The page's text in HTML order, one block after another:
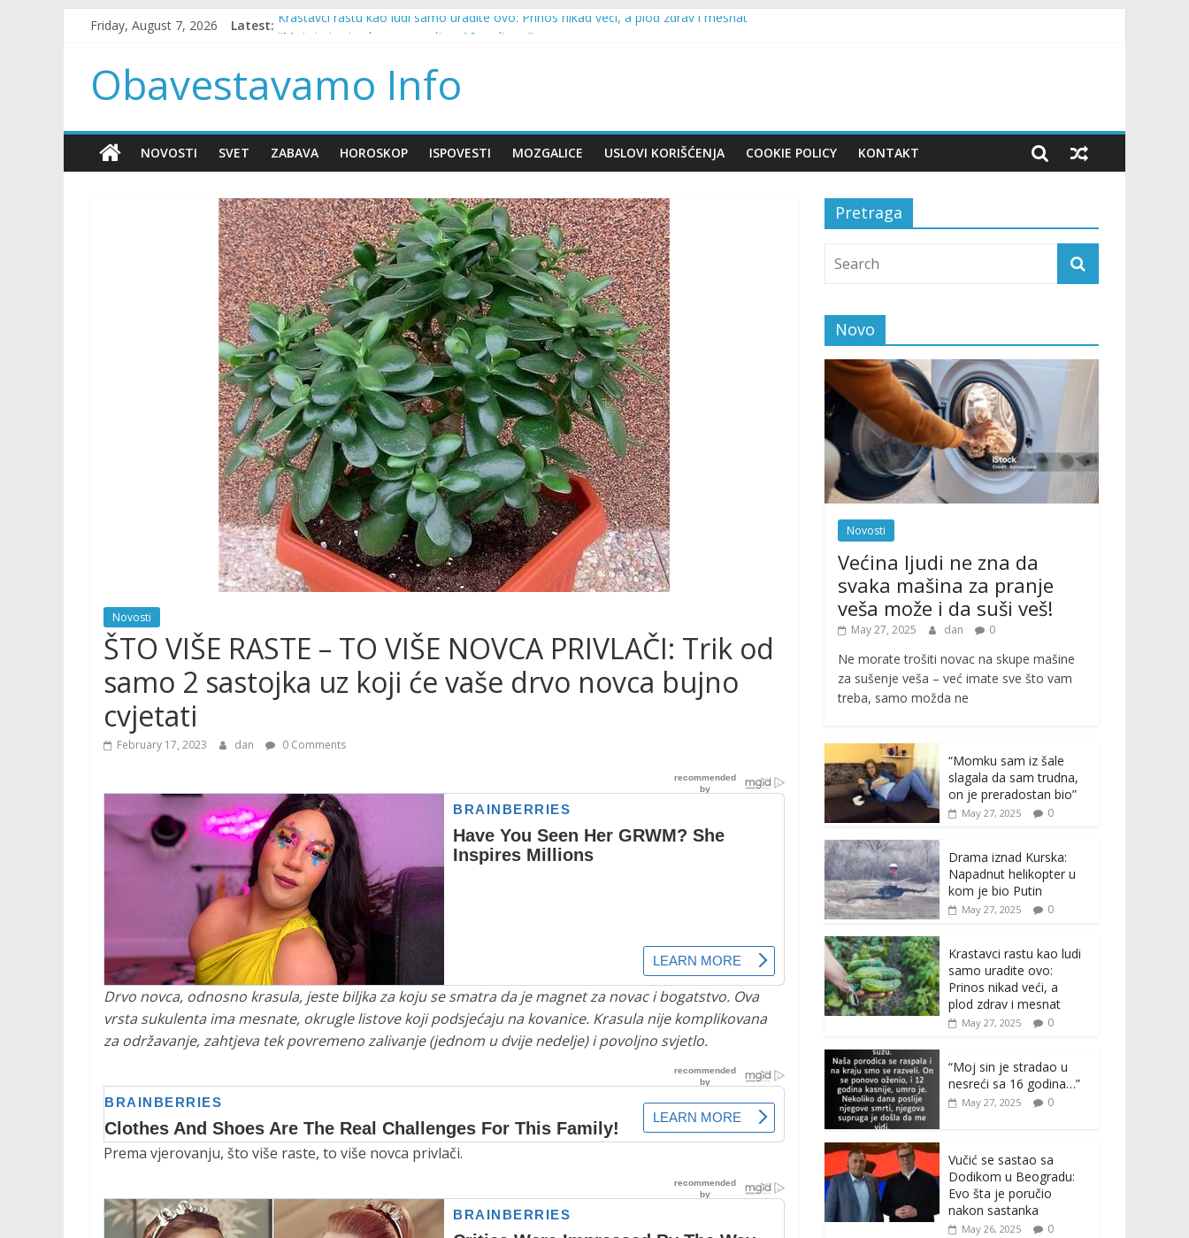
Friday, August 7, 2026 Latest: Krastavci rastu kao ludi samo uradite ovo: Prinos nikad veći, a plod zdrav i mesnat
“Momku sam iz šale slagala da sam trudna, on je preradostan bio”
Drama iznad Kurska: Napadnut helikopter u kom je bio Putin
Obavestavamo Info
NOVOSTI SVET ZABAVA HOROSKOP ISPOVESTI MOZGALICE USLOVI KORIŠĆENJA COOKIE POLICY KONTAKT
Novosti
ŠTO VIŠE RASTE – TO VIŠE NOVCA PRIVLAČI: Trik od
samo 2 sastojka uz koji će vaše drvo novca bujno
cvjetati
February 17, 2023 dan 0 Comments
Drvo novca, odnosno krasula, jeste biljka za koju se smatra da je magnet za novac i bogatstvo. Ova
vrsta sukulenta ima mesnate, okrugle listove koji podsjećaju na kovanice. Krasula nije komplikovana
za održavanje, zahtjeva tek povremeno zalivanje (jednom u dvije nedelje) i povoljno svjetlo.
Prema vjerovanju, što više raste, to više novca privlači.
Pretraga
Novo
Novosti
Većina ljudi ne zna da
svaka mašina za pranje
veša može i da suši veš!
May 27, 2025 dan 0
Ne morate trošiti novac na skupe mašine
za sušenje veša – već imate sve što vam
treba, samo možda ne
“Momku sam iz šale
slagala da sam trudna,
on je preradostan bio”
May 27, 2025 0
Drama iznad Kurska:
Napadnut helikopter u
kom je bio Putin
May 27, 2025 0
Krastavci rastu kao ludi
samo uradite ovo:
Prinos nikad veći, a
plod zdrav i mesnat
May 27, 2025 0
“Moj sin je stradao u
nesreći sa 16 godina…”
May 27, 2025 0
Vučić se sastao sa
Dodikom u Beogradu:
Evo šta je poručio
nakon sastanka
May 26, 2025 0